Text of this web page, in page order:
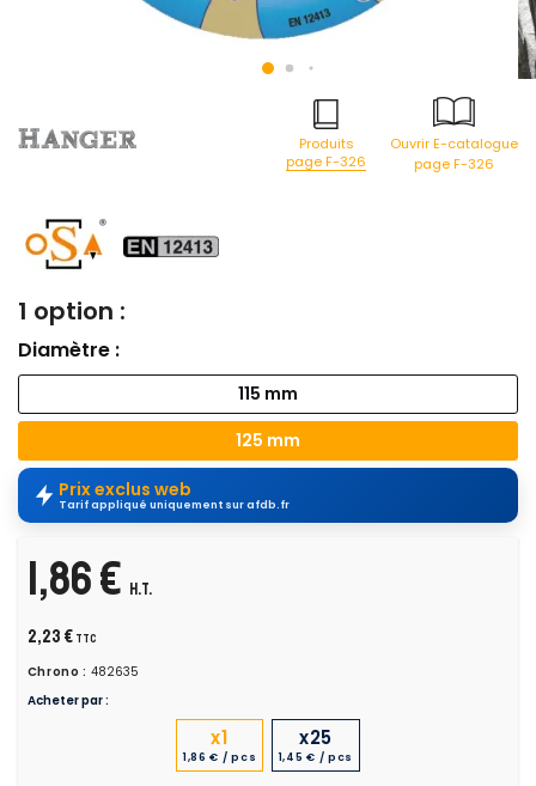
Produits
page F-326
Ouvrir E-catalogue
page F-326
1 option :
Diamètre :
115 mm
125 mm
Prix exclus web
Tarif appliqué uniquement sur afdb.fr
1,86 € H.T.
2,23 € TTC
Chrono : 482635
Acheter par :
x1
1,86 € / pcs
x25
1,45 € / pcs